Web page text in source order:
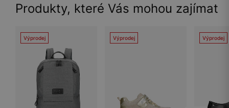
Produkty, které Vás mohou zajímat
Výprodej Výprodej Výprodej